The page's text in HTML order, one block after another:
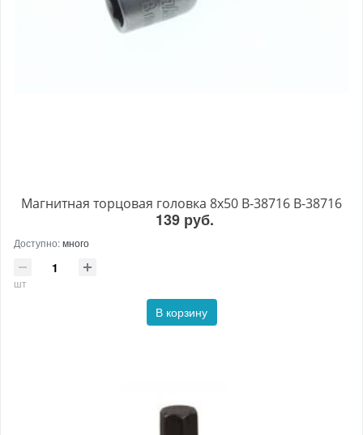
Магнитная торцовая головка 8x50 B-38716 B-38716
139 руб.
Доступно:много
шт
В корзину